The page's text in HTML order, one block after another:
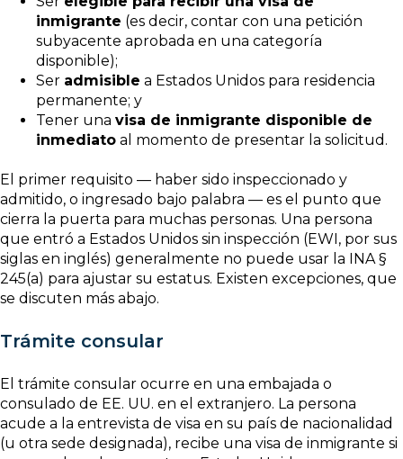
inmigrante (es decir, contar con una petición
subyacente aprobada en una categoría
disponible);
Ser admisible a Estados Unidos para residencia
permanente; y
Tener una visa de inmigrante disponible de
inmediato al momento de presentar la solicitud.
El primer requisito — haber sido inspeccionado y
admitido, o ingresado bajo palabra — es el punto que
cierra la puerta para muchas personas. Una persona
que entró a Estados Unidos sin inspección (EWI, por sus
siglas en inglés) generalmente no puede usar la INA §
245(a) para ajustar su estatus. Existen excepciones, que
se discuten más abajo.
Trámite consular
El trámite consular ocurre en una embajada o
consulado de EE. UU. en el extranjero. La persona
acude a la entrevista de visa en su país de nacionalidad
(u otra sede designada), recibe una visa de inmigrante si